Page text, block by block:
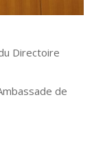
Directoire
de